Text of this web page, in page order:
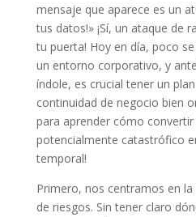
mensaje que aparece es un
tus datos!» ¡Sí, un ataque de
tu puerta! Hoy en día, poco
un entorno corporativo, y
índole, es crucial tener un
continuidad de negocio bien
para aprender cómo convertir
potencialmente catastrófico
temporal!
Primero, nos centramos en la
de riesgos. Sin tener claro